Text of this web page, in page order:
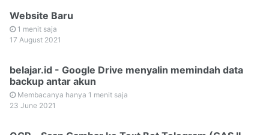
Website Baru
1 menit saja
17 August 2021
belajar.id - Google Drive menyalin memindah data
backup antar akun
Membacanya hanya 1 menit saja
23 June 2021